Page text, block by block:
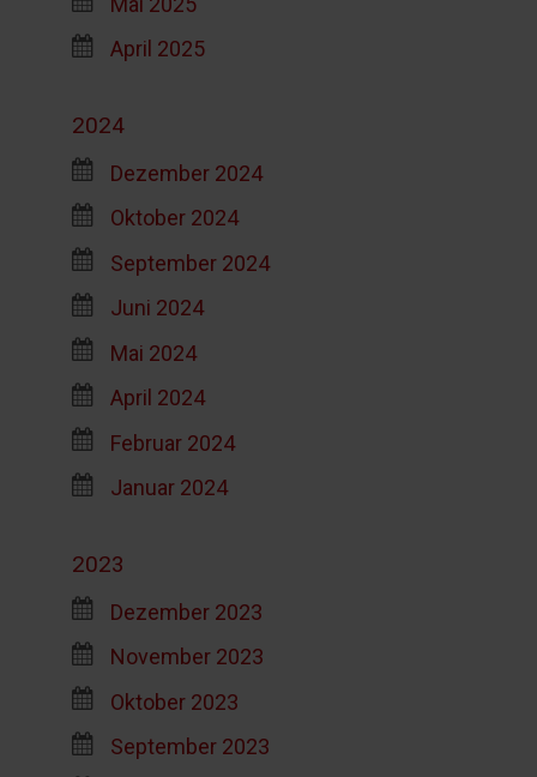
April 2025
2024
Dezember 2024
Oktober 2024
September 2024
Juni 2024
Mai 2024
April 2024
Februar 2024
Januar 2024
2023
Dezember 2023
November 2023
Oktober 2023
September 2023